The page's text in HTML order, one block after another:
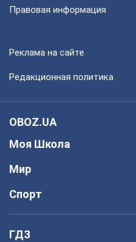
Правовая информация
Реклама на сайте
Редакционная политика
OBOZ.UA
Моя Школа
Мир
Спорт
ГДЗ